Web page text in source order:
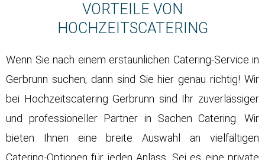
VORTEILE VON
HOCHZEITSCATERING
Wenn Sie nach einem erstaunlichen Catering-Service in
Gerbrunn suchen, dann sind Sie hier genau richtig! Wir
bei Hochzeitscatering Gerbrunn sind Ihr zuverlässiger
und professioneller Partner in Sachen Catering. Wir
bieten Ihnen eine breite Auswahl an vielfältigen